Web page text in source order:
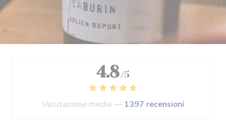
4.8 /5
Valutazione media — 1397 recensioni